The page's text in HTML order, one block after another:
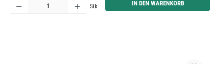
Stk. IN DEN WARENKORB